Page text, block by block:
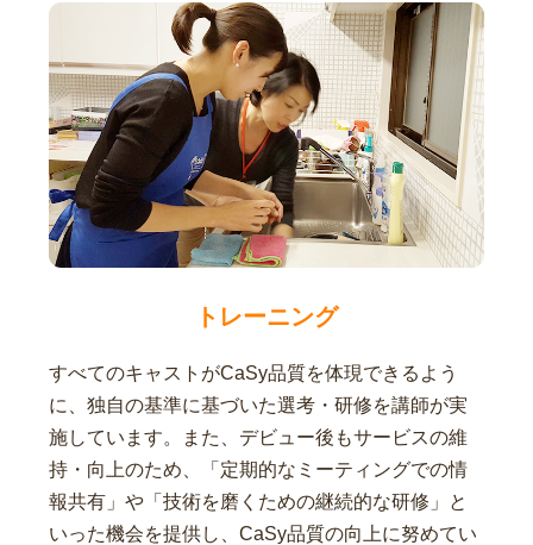
トレーニング
すべてのキャストがCaSy品質を体現できるよう
に、独自の基準に基づいた選考・研修を講師が実
施しています。また、デビュー後もサービスの維
持・向上のため、「定期的なミーティングでの情
報共有」や「技術を磨くための継続的な研修」と
いった機会を提供し、CaSy品質の向上に努めてい